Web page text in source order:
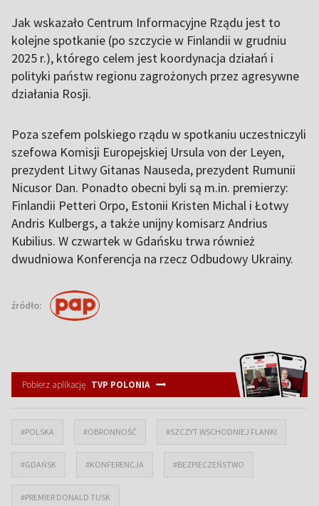
Jak wskazało Centrum Informacyjne Rządu jest to
kolejne spotkanie (po szczycie w Finlandii w grudniu
2025 r.), którego celem jest koordynacja działań i
polityki państw regionu zagrożonych przez agresywne
działania Rosji.
Poza szefem polskiego rządu w spotkaniu uczestniczyli
szefowa Komisji Europejskiej Ursula von der Leyen,
prezydent Litwy Gitanas Nauseda, prezydent Rumunii
Nicusor Dan. Ponadto obecni byli są m.in. premierzy:
Finlandii Petteri Orpo, Estonii Kristen Michal i Łotwy
Andris Kulbergs, a także unijny komisarz Andrius
Kubilius. W czwartek w Gdańsku trwa również
dwudniowa Konferencja na rzecz Odbudowy Ukrainy.
źródło:
Pobierz aplikację TVP POLONIA
#POLSKA #OBRONNOŚĆ #SZCZYT WSCHODNIEJ FLANKI
#GDAŃSK #KONFERENCJA #BEZPIECZEŃSTWO
#PREMIER DONALD TUSK